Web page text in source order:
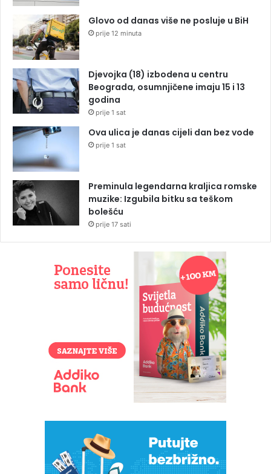
Glovo od danas više ne posluje u BiH
prije 12 minuta
Djevojka (18) izbodena u centru
Beograda, osumnjičene imaju 15 i 13
godina
prije 1 sat
Ova ulica je danas cijeli dan bez vode
prije 1 sat
Preminula legendarna kraljica romske
muzike: Izgubila bitku sa teškom
bolešću
prije 17 sati